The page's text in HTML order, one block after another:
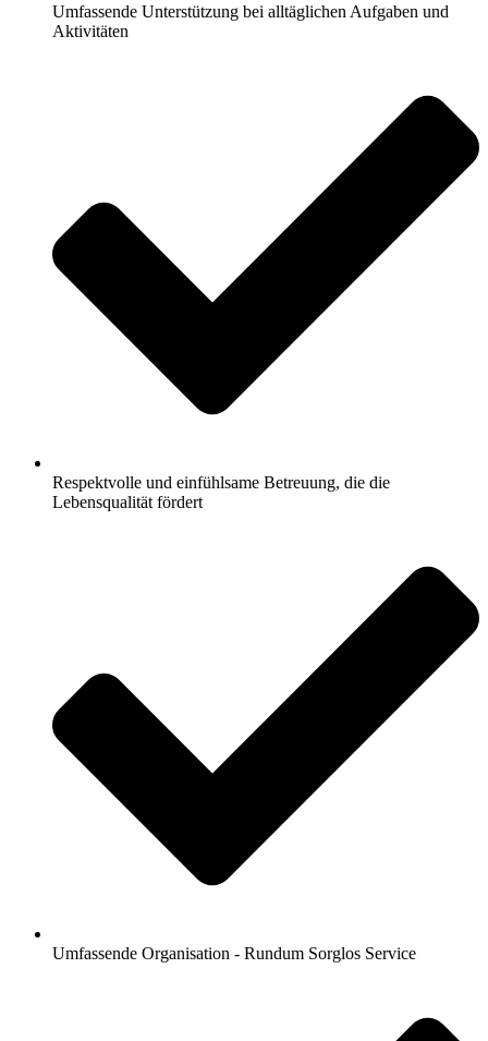
Umfassende Unterstützung bei alltäglichen Aufgaben und
Aktivitäten
Respektvolle und einfühlsame Betreuung, die die
Lebensqualität fördert
Umfassende Organisation - Rundum Sorglos Service